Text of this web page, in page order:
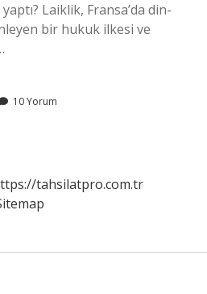
Laiklik, Fransa’da din-
bir hukuk ilkesi ve
10 Yorum
tahsilatpro.com.tr